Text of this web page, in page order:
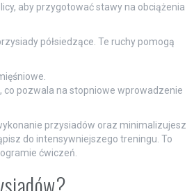
aby przygotować stawy na obciążenia
półsiedzące. Te ruchy pomogą
pozwala na stopniowe wprowadzenie
przysiadów oraz minimalizujesz
do intensywniejszego treningu. To
ćwiczeń.